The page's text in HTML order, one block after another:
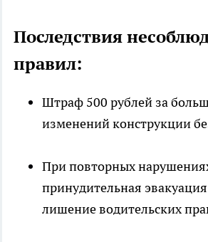
Последствия
правил:
Штраф 500 рублей за
изменений конструкции
При повторных
принудительная
лишение водительских